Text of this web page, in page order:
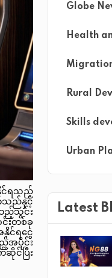
င်ရသည့်
သည်နှင့်
ည့်သွင်း
းတစ်ခု
နိုင်ရငွေ
အပိုင်း
Globe
Health
Rural
Skills
Urban
Latest